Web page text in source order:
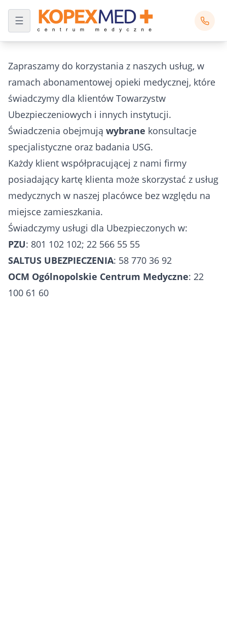
Zapraszamy do korzystania z naszych usług, w
ramach abonamentowej opieki medycznej, które
świadczymy dla klientów Towarzystw
Ubezpieczeniowych i innych instytucji.
Świadczenia obejmują wybrane konsultacje
specjalistyczne oraz badania USG.
Każdy klient współpracującej z nami firmy
posiadający kartę klienta może skorzystać z usług
medycznych w naszej placówce bez względu na
miejsce zamieszkania.
Świadczymy usługi dla Ubezpieczonych w:
PZU: 801 102 102; 22 566 55 55
SALTUS UBEZPIECZENIA: 58 770 36 92
OCM Ogólnopolskie Centrum Medyczne: 22
100 61 60